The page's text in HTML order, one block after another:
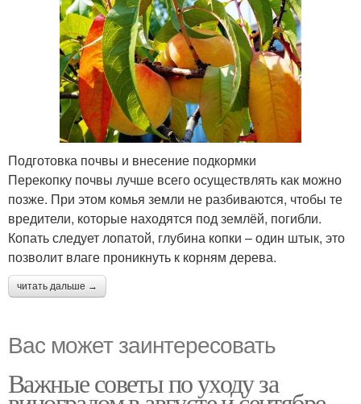
Подготовка почвы и внесение подкормки
Перекопку почвы лучше всего осуществлять как можно
позже. При этом комья земли не разбиваются, чтобы те
вредители, которые находятся под землёй, погибли.
Копать следует лопатой, глубина копки – один штык, это
позволит влаге проникнуть к корням дерева.
читать дальше →
Вас может заинтересовать
Важные советы по уходу за